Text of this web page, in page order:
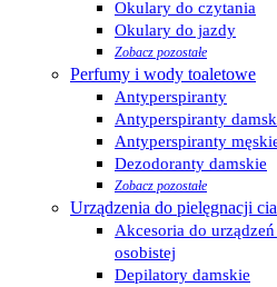
Okulary do czytania
Okulary do jazdy
Zobacz pozostałe
Perfumy i wody toaletowe
Antyperspiranty
Antyperspiranty
Antyperspiranty
Dezodoranty damskie
Zobacz pozostałe
Urządzenia do pielęgnacji
Akcesoria do
osobistej
Depilatory damskie